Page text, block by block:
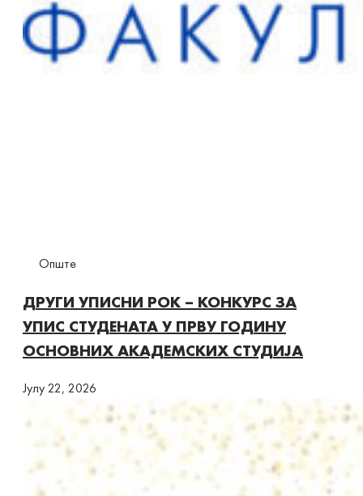
Опште
ДРУГИ УПИСНИ РОК – КОНКУРС ЗА
УПИС СТУДЕНАТА У ПРВУ ГОДИНУ
ОСНОВНИХ АКАДЕМСКИХ СТУДИЈА
Јулy 22, 2026